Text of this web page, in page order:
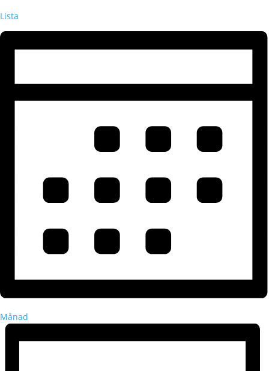
Lista
Månad